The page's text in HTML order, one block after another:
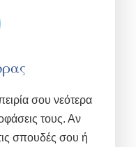
σου νεότερα
τους. Αν
σπουδές σου ή